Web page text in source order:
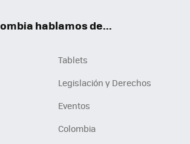
hablamos de...
Tablets
Legislación y Derechos
Eventos
Colombia